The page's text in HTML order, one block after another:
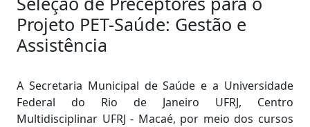
Projeto PET-Saúde: Gestão e
Assistência
A Secretaria Municipal de Saúde e a Universidade
Federal do Rio de Janeiro UFRJ, Centro
Multidisciplinar UFRJ - Macaé, por meio dos cursos